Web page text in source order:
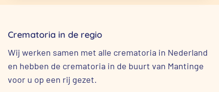
Crematoria in de regio
Wij werken samen met alle crematoria in Nederland
en hebben de crematoria in de buurt van Mantinge
voor u op een rij gezet.